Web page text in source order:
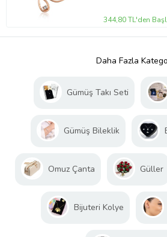
344,80 TL'den
Daha Fazla
Gümüş Takı Seti
Gümüş Bileklik
Omuz Çanta Güller
Bijuteri Kolye